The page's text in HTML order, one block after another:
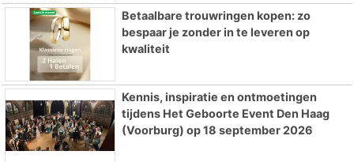
Betaalbare trouwringen kopen: zo
bespaar je zonder in te leveren op
kwaliteit
Kennis, inspiratie en ontmoetingen
tijdens Het Geboorte Event Den Haag
(Voorburg) op 18 september 2026